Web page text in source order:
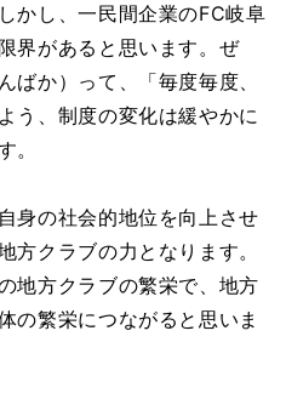
かし、一民間企業のFC岐阜
界があると思います。ぜ
ばか）って、「毎度毎度、
う、制度の変化は緩やかに
。
身の社会的地位を向上させ
方クラブの力となります。
地方クラブの繁栄で、地方
の繁栄につながると思いま